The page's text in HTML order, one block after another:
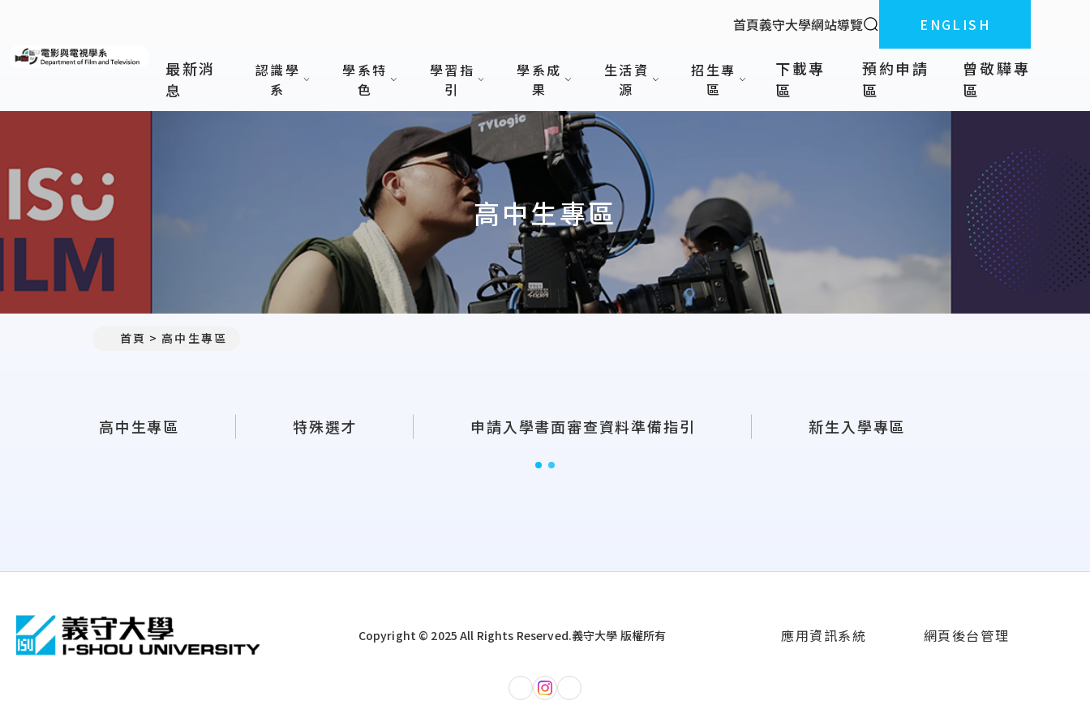
:::
首頁義守大學網站導覽 全站搜索ENGLISH
最新消
息
認識學
系
學系特
色
學習指
引
學系成
果
生活資
源
招生專
區
下載專
區
預約申請
區
曾敬驊專
區
高中生專區
首頁 高中生專區
高中生專區 特殊選才 申請入學書面審查資料準備指引 新生入學專區
Copyright © 2025 All Rights Reserved.義守大學 版權所有 應用資訊系統 網頁後台管理